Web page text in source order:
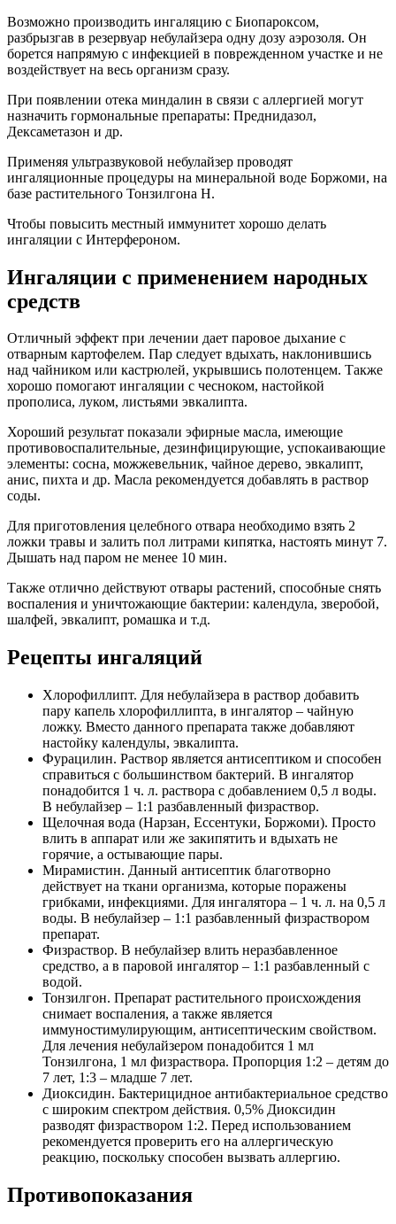
Возможно производить ингаляцию с Биопароксом,
разбрызгав в резервуар небулайзера одну дозу аэрозоля. Он
борется напрямую с инфекцией в поврежденном участке и не
воздействует на весь организм сразу.
При появлении отека миндалин в связи с аллергией могут
назначить гормональные препараты: Преднидазол,
Дексаметазон и др.
Применяя ультразвуковой небулайзер проводят
ингаляционные процедуры на минеральной воде Боржоми, на
базе растительного Тонзилгона Н.
Чтобы повысить местный иммунитет хорошо делать
ингаляции с Интерфероном.
Ингаляции с применением народных
средств
Отличный эффект при лечении дает паровое дыхание с
отварным картофелем. Пар следует вдыхать, наклонившись
над чайником или кастрюлей, укрывшись полотенцем. Также
хорошо помогают ингаляции с чесноком, настойкой
прополиса, луком, листьями эвкалипта.
Хороший результат показали эфирные масла, имеющие
противовоспалительные, дезинфицирующие, успокаивающие
элементы: сосна, можжевельник, чайное дерево, эвкалипт,
анис, пихта и др. Масла рекомендуется добавлять в раствор
соды.
Для приготовления целебного отвара необходимо взять 2
ложки травы и залить пол литрами кипятка, настоять минут 7.
Дышать над паром не менее 10 мин.
Также отлично действуют отвары растений, способные снять
воспаления и уничтожающие бактерии: календула, зверобой,
шалфей, эвкалипт, ромашка и т.д.
Рецепты ингаляций
Хлорофиллипт. Для небулайзера в раствор добавить
пару капель хлорофиллипта, в ингалятор – чайную
ложку. Вместо данного препарата также добавляют
настойку календулы, эвкалипта.
Фурацилин. Раствор является антисептиком и способен
справиться с большинством бактерий. В ингалятор
понадобится 1 ч. л. раствора с добавлением 0,5 л воды.
В небулайзер – 1:1 разбавленный физраствор.
Щелочная вода (Нарзан, Ессентуки, Боржоми). Просто
влить в аппарат или же закипятить и вдыхать не
горячие, а остывающие пары.
Мирамистин. Данный антисептик благотворно
действует на ткани организма, которые поражены
грибками, инфекциями. Для ингалятора – 1 ч. л. на 0,5 л
воды. В небулайзер – 1:1 разбавленный физраствором
препарат.
Физраствор. В небулайзер влить неразбавленное
средство, а в паровой ингалятор – 1:1 разбавленный с
водой.
Тонзилгон. Препарат растительного происхождения
снимает воспаления, а также является
иммуностимулирующим, антисептическим свойством.
Для лечения небулайзером понадобится 1 мл
Тонзилгона, 1 мл физраствора. Пропорция 1:2 – детям до
7 лет, 1:3 – младше 7 лет.
Диоксидин. Бактерицидное антибактериальное средство
с широким спектром действия. 0,5% Диоксидин
разводят физраствором 1:2. Перед использованием
рекомендуется проверить его на аллергическую
реакцию, поскольку способен вызвать аллергию.
Противопоказания